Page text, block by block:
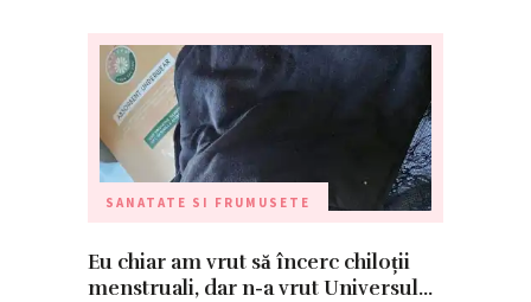
SANATATE SI FRUMUSETE
Eu chiar am vrut să încerc chiloții
menstruali, dar n-a vrut Universul…